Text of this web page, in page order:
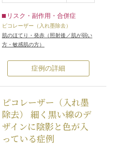
リスク・副作用・合併症
ピコレーザー（入れ墨除去）
肌のほてり・発赤（照射後／肌が弱い
方・敏感肌の方）
症例の詳細
ピコレーザー（入れ墨
除去） 細く黒い線のデ
ザインに陰影と色が入
っている症例